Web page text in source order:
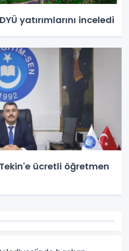
yatırımlarını inceledi
ücretli öğretmen